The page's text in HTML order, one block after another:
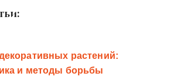
растений:
и методы борьбы